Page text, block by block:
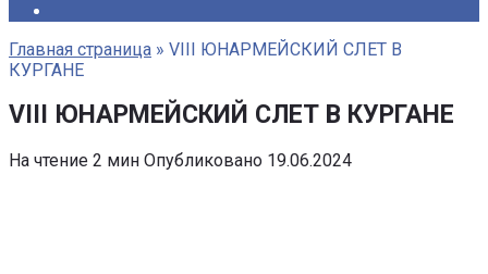
Главная страница » VIII ЮНАРМЕЙСКИЙ СЛЕТ В
КУРГАНЕ
VIII ЮНАРМЕЙСКИЙ СЛЕТ В КУРГАНЕ
На чтение 2 мин Опубликовано 19.06.2024